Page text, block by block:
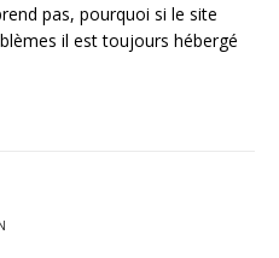
pas, pourquoi si le site
il est toujours hébergé